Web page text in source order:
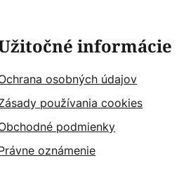
informácie
osobných údajov
používania cookies
podmienky
oznámenie